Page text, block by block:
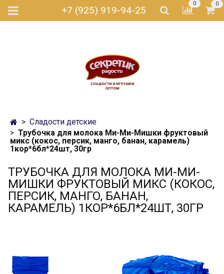
+7 (925) 919-94-25
0 0
Сладости детские
Трубочка для молока Ми-Ми-Мишки фруктовый
микс (кокос, персик, манго, банан, карамель)
1кор*6бл*24шт, 30гр
ТРУБОЧКА ДЛЯ МОЛОКА МИ-МИ-
МИШКИ ФРУКТОВЫЙ МИКС (КОКОС,
ПЕРСИК, МАНГО, БАНАН,
КАРАМЕЛЬ) 1КОР*6БЛ*24ШТ, 30ГР